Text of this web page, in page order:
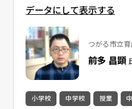
データにして表示する
つがる市立
前多 昌顕
小学校 中学校 授業